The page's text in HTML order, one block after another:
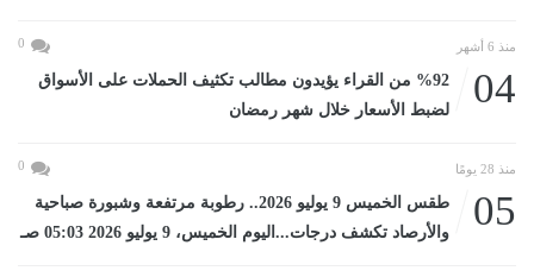
منذ 6 أشهر 0
04
%92 من القراء يؤيدون مطالب تكثيف الحملات على الأسواق
لضبط الأسعار خلال شهر رمضان
منذ 28 يومًا 0
05
طقس الخميس 9 يوليو 2026.. رطوبة مرتفعة وشبورة صباحية
والأرصاد تكشف درجات...اليوم الخميس، 9 يوليو 2026 05:03 صـ